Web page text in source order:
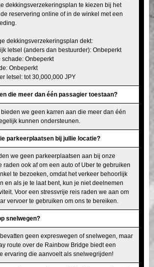
dekkingsverzekeringsplan te kiezen bij het
reservering online of in de winkel met een
dekkingsverzekeringsplan dekt:
letsel (anders dan bestuurder): Onbeperkt
schade: Onbeperkt
Onbeperkt
letsel: tot 30,000,000 JPY
die meer dan één passagier toestaan?
we geen karren aan die meer dan één
kunnen ondersteunen.
parkeerplaatsen bij jullie locatie?
we geen parkeerplaatsen aan bij onze
raden ook af om een auto of Uber te gebruiken
te bezoeken, omdat het verkeer behoorlijk
en als je te laat bent, kun je niet deelnemen
Voor een stressvrije reis raden we aan om
vervoer te gebruiken om ons te bereiken.
snelwegen?
geen expreswegen of snelwegen, maar
route over de Rainbow Bridge biedt een
ervaring die aanvoelt als snelwegrijden!